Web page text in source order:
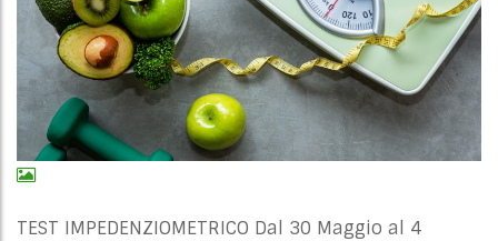
TEST IMPEDENZIOMETRICO Dal 30 Maggio al 4